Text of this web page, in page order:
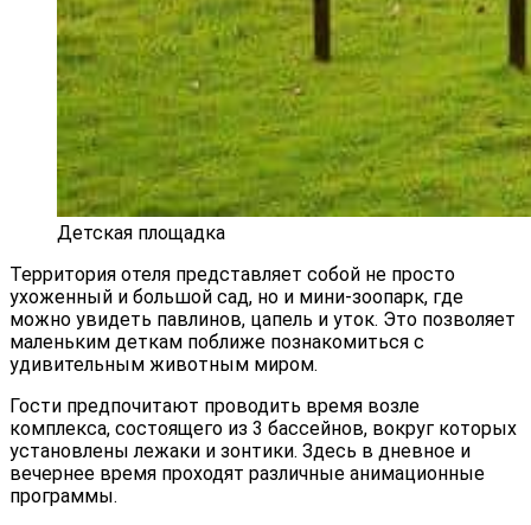
Детская площадка
Территория отеля представляет собой не просто
ухоженный и большой сад, но и мини-зоопарк, где
можно увидеть павлинов, цапель и уток. Это позволяет
маленьким деткам поближе познакомиться с
удивительным животным миром.
Гости предпочитают проводить время возле
комплекса, состоящего из 3 бассейнов, вокруг которых
установлены лежаки и зонтики. Здесь в дневное и
вечернее время проходят различные анимационные
программы.